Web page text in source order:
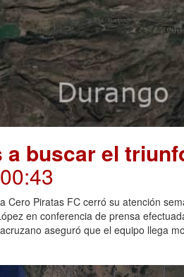
a buscar el
Cero Piratas FC cerró su atención
en conferencia de prensa
aseguró que el equipo llega